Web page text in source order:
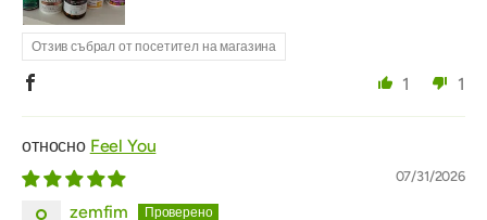
Отзив събрал от посетител на магазина
1 1
Feel You
07/31/2026
zemfim